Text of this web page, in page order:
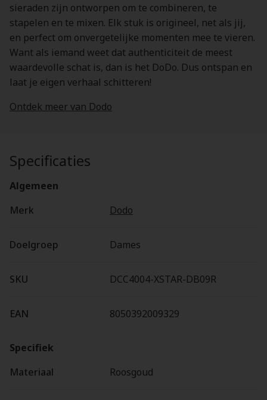
sieraden zijn ontworpen om te combineren, te
stapelen en te mixen. Elk stuk is origineel, net als jij,
en perfect om onvergetelijke momenten mee te vieren.
Want als iemand weet dat authenticiteit de meest
waardevolle schat is, dan is het DoDo. Dus ontspan en
laat je eigen verhaal schitteren!
Ontdek meer van Dodo
Specificaties
Algemeen
Merk
Dodo
Doelgroep Dames
SKU DCC4004-XSTAR-DB09R
EAN 8050392009329
Specifiek
Materiaal
Roosgoud